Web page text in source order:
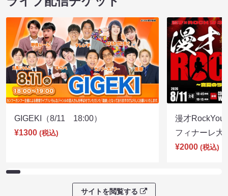
GIGEKI（8/11 18:00）
¥1300 (税込)
漫才RockYou
フィナーレ
¥2000 (税込)
サイトを閲覧する